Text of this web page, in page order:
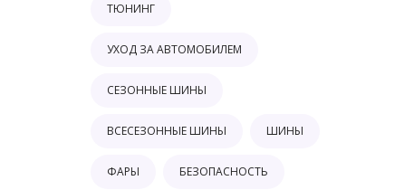
ТЮНИНГ
УХОД ЗА АВТОМОБИЛЕМ
СЕЗОННЫЕ ШИНЫ
ВСЕСЕЗОННЫЕ ШИНЫ ШИНЫ
ФАРЫ БЕЗОПАСНОСТЬ